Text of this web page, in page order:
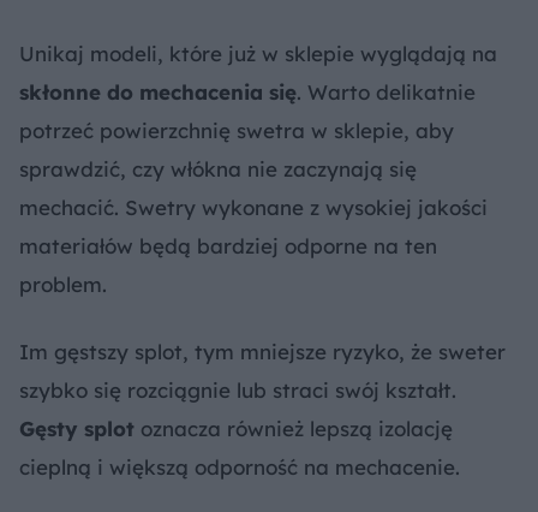
Unikaj modeli, które już w sklepie wyglądają na
skłonne do mechacenia się. Warto delikatnie
potrzeć powierzchnię swetra w sklepie, aby
sprawdzić, czy włókna nie zaczynają się
mechacić. Swetry wykonane z wysokiej jakości
materiałów będą bardziej odporne na ten
problem.
Im gęstszy splot, tym mniejsze ryzyko, że sweter
szybko się rozciągnie lub straci swój kształt.
Gęsty splot oznacza również lepszą izolację
cieplną i większą odporność na mechacenie.